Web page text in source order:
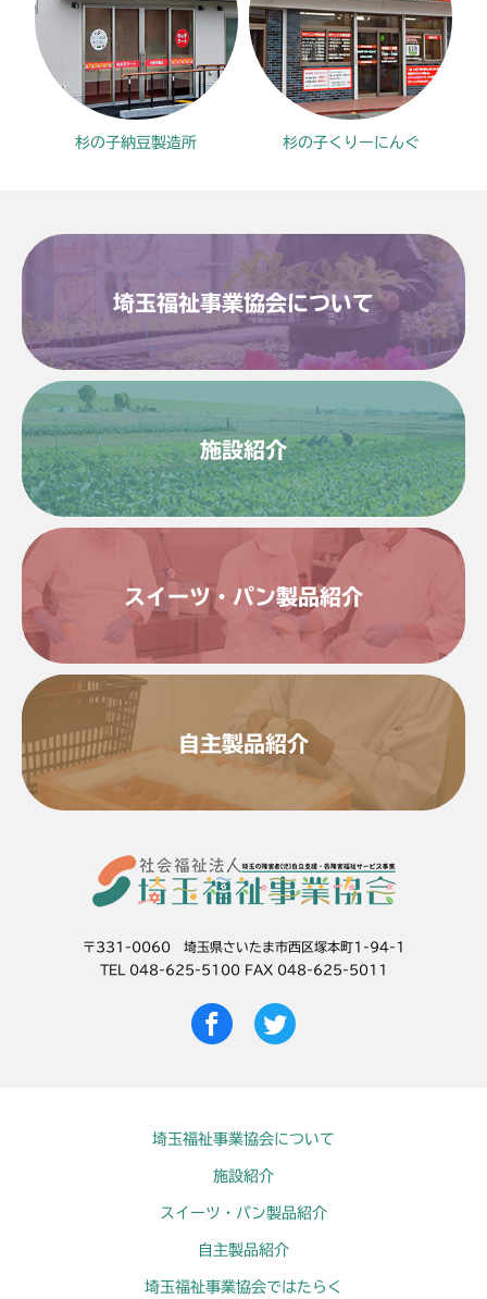
杉の子納豆製造所 杉の子くりーにんぐ
埼玉福祉事業協会について
施設紹介
スイーツ・パン製品紹介
自主製品紹介
〒331-0060 埼玉県さいたま市西区塚本町1-94-1
TEL 048-625-5100 FAX 048-625-5011
埼玉福祉事業協会について
施設紹介
スイーツ・パン製品紹介
自主製品紹介
埼玉福祉事業協会ではたらく